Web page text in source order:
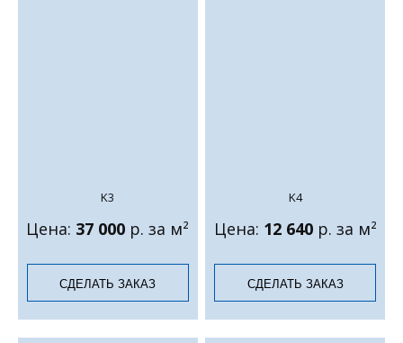
K3
Цена: 37 000 р. за м²
СДЕЛАТЬ ЗАКАЗ
K4
Цена: 12 640р. за м²
СДЕЛАТЬ ЗАКАЗ